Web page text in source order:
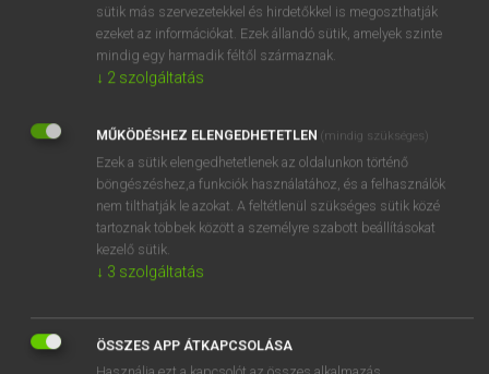
belépek.
REGISZTRÁCIÓ
EURÓPAI UNIÓS TERMINOLÓGIAI SZÓTÁR
Kapcsolódó anyagok
barème de salaire
bare Zuzahlung
sütik más szervezetekkel és hirdetőkkel is megoszthatják
ezeket az információkat. Ezek állandó sütik, amelyek szinte
mindig egy harmadik féltől származnak.
↓ 2 szolgáltatás
MŰKÖDÉSHEZ ELENGEDHETETLEN (mindig szükséges)
Ezek a sütik elengedhetetlenek az oldalunkon történő
böngészéshez,a funkciók használatához, és a felhasználók
nem tilthatják le azokat. A feltétlenül szükséges sütik közé
tartoznak többek között a személyre szabott beállításokat
kezelő sütik.
↓ 3 szolgáltatás
ÖSSZES APP ÁTKAPCSOLÁSA